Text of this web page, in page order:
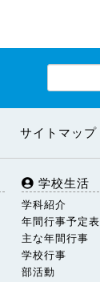
サイトマップ
学校生活
学科紹介
年間行事予定表
主な年間行事
学校行事
部活動